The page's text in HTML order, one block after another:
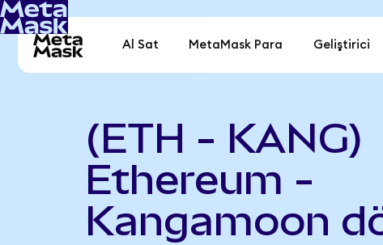
Al Sat MetaMask Para Geliştirici
(ETH - KANG)
Ethereum -
Kangamoon